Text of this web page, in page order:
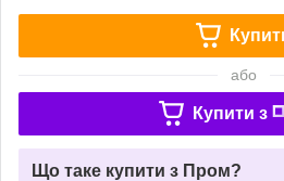
або
Купити з
Що таке купити з Пром?